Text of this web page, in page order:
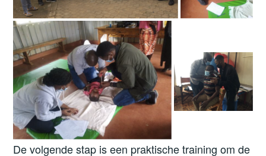
De volgende stap is een praktische training om de